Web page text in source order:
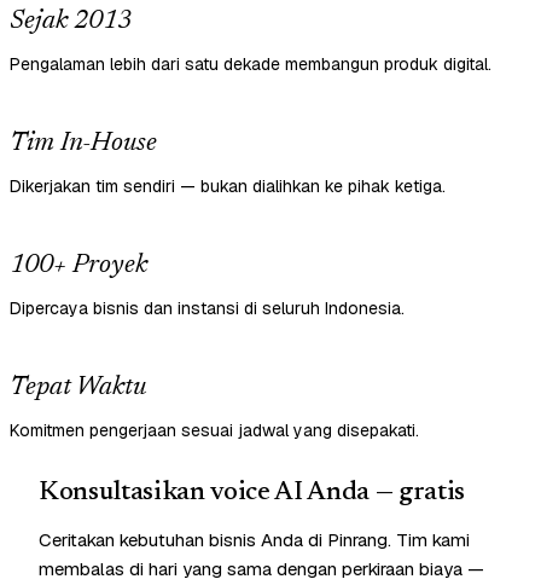
Sejak 2013
Pengalaman lebih dari satu dekade membangun produk digital.
Tim In-House
Dikerjakan tim sendiri — bukan dialihkan ke pihak ketiga.
100+ Proyek
Dipercaya bisnis dan instansi di seluruh Indonesia.
Tepat Waktu
Komitmen pengerjaan sesuai jadwal yang disepakati.
Konsultasikan voice AI Anda — gratis
Ceritakan kebutuhan bisnis Anda di Pinrang. Tim kami
membalas di hari yang sama dengan perkiraan biaya —